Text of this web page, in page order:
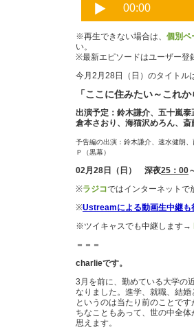
※再生できない場合は、 個別ペ
い。
※最新エピソードはユーザー登
今月2月28日（日）のタイトル
「ここに住みたい～これ
出演予定：鈴木謙介、五十嵐泰
倉本さおり、海猫沢めろん、斎
予告編の出演：鈴木謙介、速水健朗
Ｐ（黒幕）
02月28日（日） 深夜25：00
※ラジコではインターネットで
※Ustreamによる動画生中継も
※ツイキャスでも中継します→
＝＝＝
charlieです。
3月を前に、勤めている大学の
なりました。進学、就職、結
というのは当たり前のことで
ちなこともあって、世の中全
思えます。